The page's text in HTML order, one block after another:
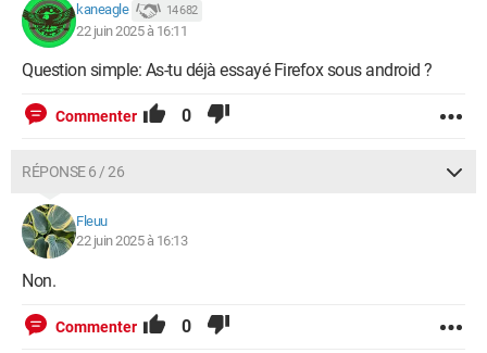
kaneagle 14 682
22 juin 2025 à 16:11
Question simple: As-tu déjà essayé Firefox sous android ?
Commenter 0
RÉPONSE 6 / 26
Fleuu
22 juin 2025 à 16:13
Non.
Commenter 0